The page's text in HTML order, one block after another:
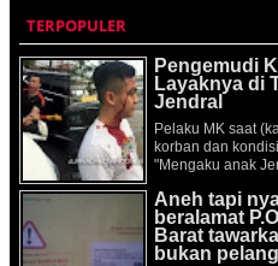
TERPOPULER
Pengemudi
Layaknya di
Jendral
Pelaku MK saat
korban dan
"Mengaku anak
Aneh tapi
beralamat
Barat
bukan